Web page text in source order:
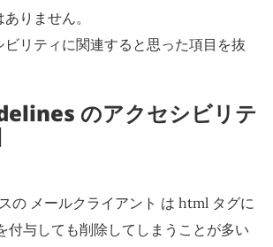
りません。
リティに関連すると思った項目を抜
のアクセシビリテ
の メールクライアント は html タグに
付与しても削除してしまうことが多い